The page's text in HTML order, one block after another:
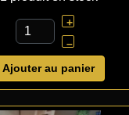
+
–
Ajouter au panier